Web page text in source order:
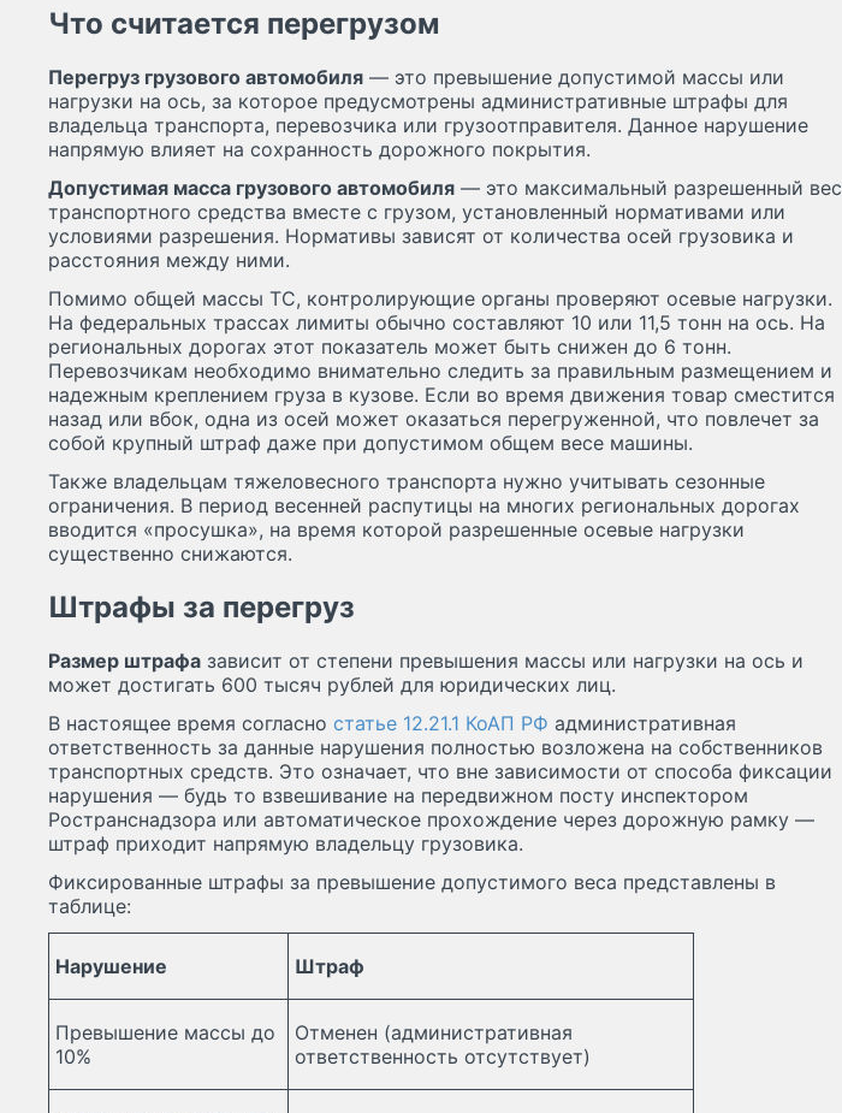
Что считается перегрузом
Перегруз грузового автомобиля — это превышение допустимой массы или
нагрузки на ось, за которое предусмотрены административные штрафы для
владельца транспорта, перевозчика или грузоотправителя. Данное нарушение
напрямую влияет на сохранность дорожного покрытия.
Допустимая масса грузового автомобиля — это максимальный разрешенный вес
транспортного средства вместе с грузом, установленный нормативами или
условиями разрешения. Нормативы зависят от количества осей грузовика и
расстояния между ними.
Помимо общей массы ТС, контролирующие органы проверяют осевые нагрузки.
На федеральных трассах лимиты обычно составляют 10 или 11,5 тонн на ось. На
региональных дорогах этот показатель может быть снижен до 6 тонн.
Перевозчикам необходимо внимательно следить за правильным размещением и
надежным креплением груза в кузове. Если во время движения товар сместится
назад или вбок, одна из осей может оказаться перегруженной, что повлечет за
собой крупный штраф даже при допустимом общем весе машины.
Также владельцам тяжеловесного транспорта нужно учитывать сезонные
ограничения. В период весенней распутицы на многих региональных дорогах
вводится «просушка», на время которой разрешенные осевые нагрузки
существенно снижаются.
Штрафы за перегруз
Размер штрафа зависит от степени превышения массы или нагрузки на ось и
может достигать 600 тысяч рублей для юридических лиц.
В настоящее время согласно статье 12.21.1 КоАП РФ административная
ответственность за данные нарушения полностью возложена на собственников
транспортных средств. Это означает, что вне зависимости от способа фиксации
нарушения — будь то взвешивание на передвижном посту инспектором
Ространснадзора или автоматическое прохождение через дорожную рамку —
штраф приходит напрямую владельцу грузовика.
Фиксированные штрафы за превышение допустимого веса представлены в
таблице:
Нарушение Штраф
Превышение массы до
10%
Отменен (административная
ответственность отсутствует)